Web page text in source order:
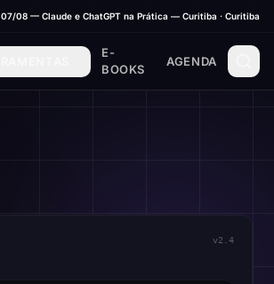
07/08 — Claude e ChatGPT na Prática — Curitiba · Curitiba
E-
BOOKS
AGENDA
v2.4